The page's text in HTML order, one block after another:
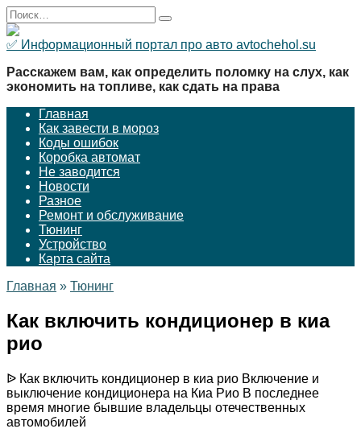
Перейти
к
содержанию
Search
for:
✅ Информационный портал про авто avtochehol.su
Расскажем вам, как определить поломку на слух, как
экономить на топливе, как сдать на права
Главная
Как завести в мороз
Коды ошибок
Коробка автомат
Не заводится
Новости
Разное
Ремонт и обслуживание
Тюнинг
Устройство
Карта сайта
Главная » Тюнинг
Как включить кондиционер в киа
рио
ᐉ Как включить кондиционер в киа рио Включение и
выключение кондиционера на Киа Рио В последнее
время многие бывшие владельцы отечественных
автомобилей